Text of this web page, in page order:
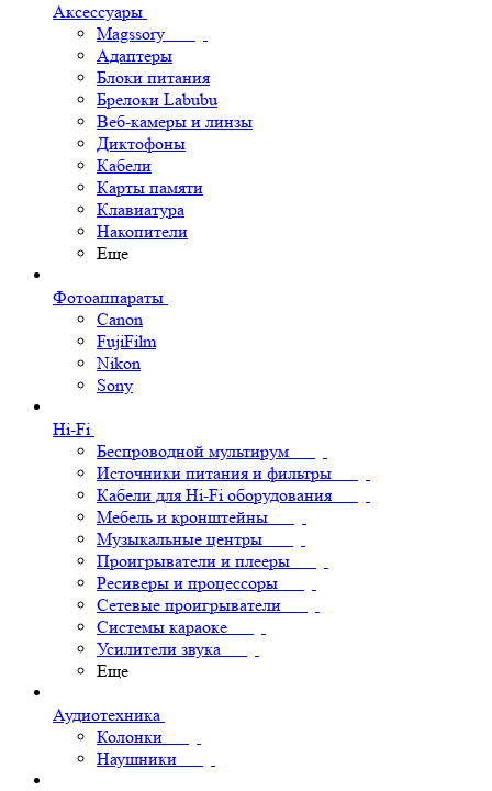
Аксессуары
Magssory
Адаптеры
Блоки питания
Брелоки Labubu
Веб-камеры и линзы
Диктофоны
Кабели
Карты памяти
Клавиатура
Накопители
Еще
Фотоаппараты
Canon
FujiFilm
Nikon
Sony
Hi-Fi
Беспроводной мультирум
Источники питания и фильтры
Кабели для Hi-Fi оборудования
Мебель и кронштейны
Музыкальные центры
Проигрыватели и плееры
Ресиверы и процессоры
Сетевые проигрыватели
Системы караоке
Усилители звука
Еще
Аудиотехника
Колонки
Наушники